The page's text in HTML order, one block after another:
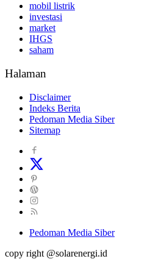
mobil listrik
investasi
market
IHGS
saham
Halaman
Disclaimer
Indeks Berita
Pedoman Media Siber
Sitemap
Pedoman Media Siber
copy right @solarenergi.id